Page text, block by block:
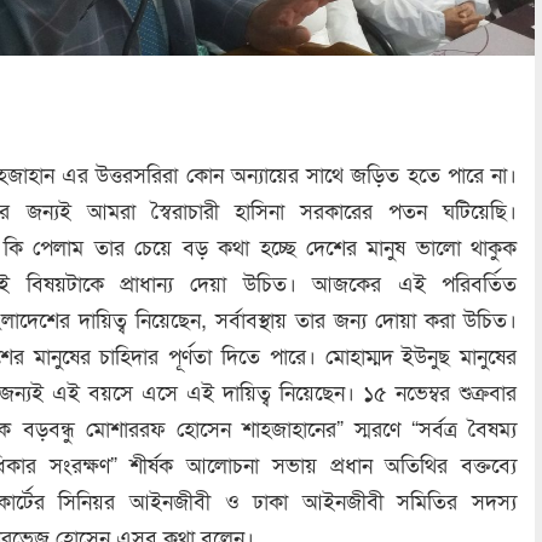
এর উত্তরসরিরা কোন অন্যায়ের সাথে জড়িত হতে পারে না।
আমরা স্বৈরাচারী হাসিনা সরকারের পতন ঘটিয়েছি।
পেলাম তার চেয়ে বড় কথা হচ্ছে দেশের মানুষ ভালো থাকুক
বিষয়টাকে প্রাধান্য দেয়া উচিত। আজকের এই পরিবর্তিত
দায়িত্ব নিয়েছেন, সর্বাবস্থায় তার জন্য দোয়া করা উচিত।
মানুষের চাহিদার পূর্ণতা দিতে পারে। মোহাম্মদ ইউনুছ মানুষের
এই বয়সে এসে এই দায়িত্ব নিয়েছেন। ১৫ নভেম্বর শুক্রবার
মোশাররফ হোসেন শাহজাহানের” স্মরণে “সর্বত্র বৈষম্য
সংরক্ষণ” শীর্ষক আলোচনা সভায় প্রধান অতিথির বক্তব্যে
সিনিয়র আইনজীবী ও ঢাকা আইনজীবী সমিতির সদস্য